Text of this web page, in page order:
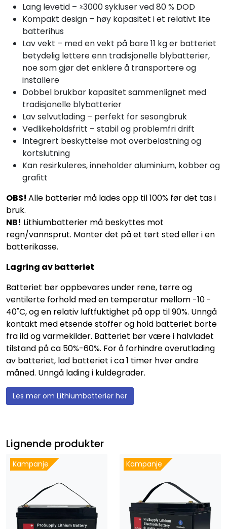
Lang levetid – ≥3000 sykluser ved 80 % DOD
Kompakt design – høy kapasitet i et relativt lite
batterihus
Lav vekt – med en vekt på bare 11 kg er batteriet
betydelig lettere enn tradisjonelle blybatterier,
noe som gjør det enklere å transportere og
installere
Dobbel brukbar kapasitet sammenlignet med
tradisjonelle blybatterier
Lav selvutlading – perfekt for sesongbruk
Vedlikeholdsfritt – stabil og problemfri drift
Integrert beskyttelse mot overbelastning og
kortslutning
Kan resirkuleres, inneholder aluminium, kobber og
grafitt
OBS! Alle batterier må lades opp til 100% før det tas i
bruk.
NB! Lithiumbatterier må beskyttes mot
regn/vannsprut. Monter det på et tørt sted eller i en
batterikasse.
Lagring av batteriet
Batteriet bør oppbevares under rene, tørre og
ventilerte forhold med en temperatur mellom -10 -
40˚C, og en relativ luftfuktighet på opp til 90%. Unngå
kontakt med etsende stoffer og hold batteriet borte
fra ild og varmekilder. Batteriet bør være i halvladet
tilstand på ca 50%-60%. For å forhindre overutlading
av batteriet, lad batteriet i ca 1 timer hver andre
måned. Unngå lading i kuldegrader.
Les mer om Lithiumbatterier her
Lignende produkter
Kampanje Kampanje